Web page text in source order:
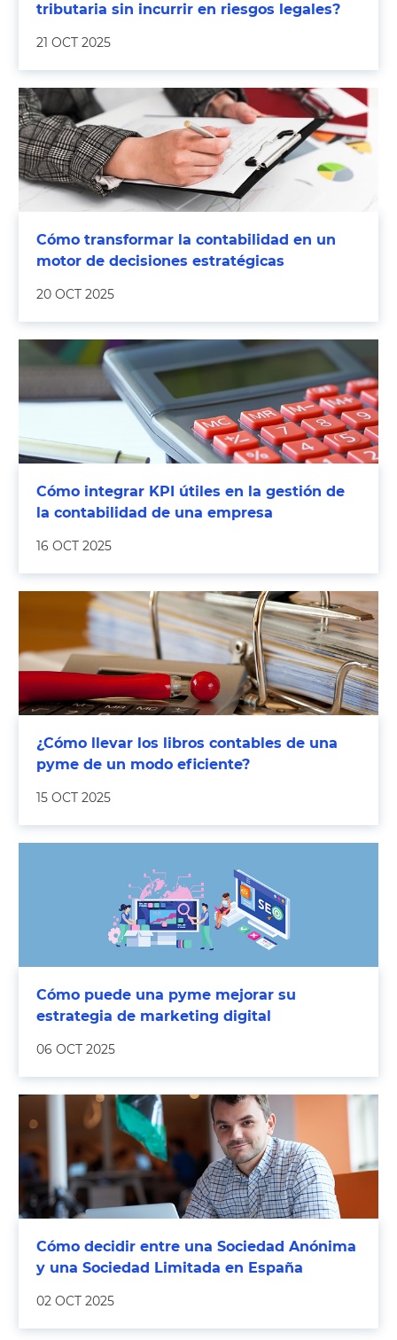
tributaria sin incurrir en riesgos legales?
21 OCT 2025
Cómo transformar la contabilidad en un
motor de decisiones estratégicas
20 OCT 2025
Cómo integrar KPI útiles en la gestión de
la contabilidad de una empresa
16 OCT 2025
¿Cómo llevar los libros contables de una
pyme de un modo eficiente?
15 OCT 2025
Cómo puede una pyme mejorar su
estrategia de marketing digital
06 OCT 2025
Cómo decidir entre una Sociedad Anónima
y una Sociedad Limitada en España
02 OCT 2025